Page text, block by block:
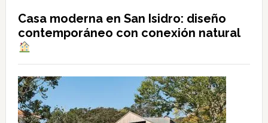
Casa moderna en San Isidro: diseño
contemporáneo con conexión natural